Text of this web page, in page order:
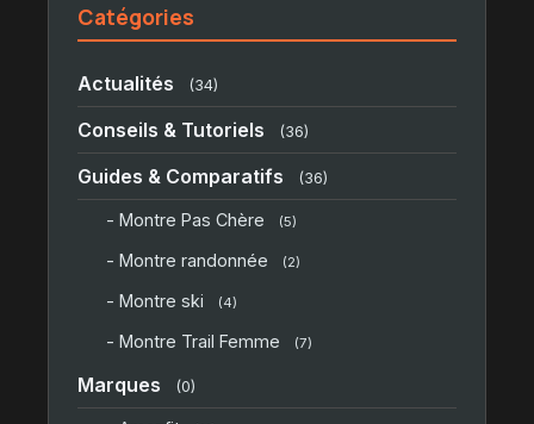
Catégories
Actualités (34)
Conseils & Tutoriels (36)
Guides & Comparatifs (36)
- Montre Pas Chère (5)
- Montre randonnée (2)
- Montre ski (4)
- Montre Trail Femme (7)
Marques (0)